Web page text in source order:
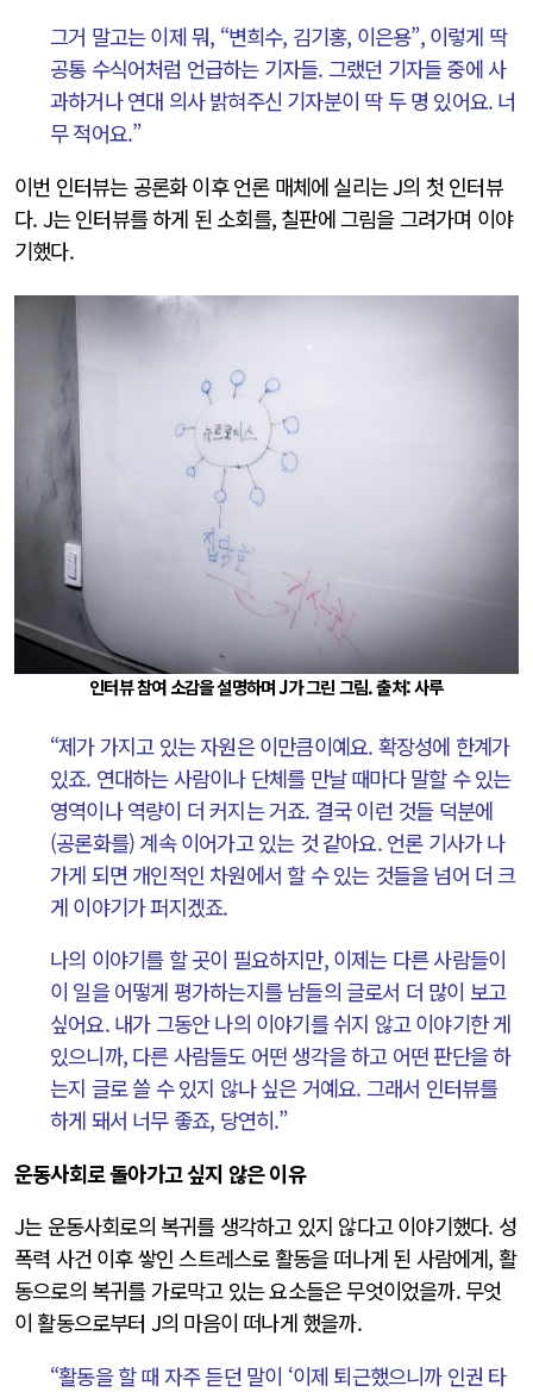
그거 말고는 이제 뭐, “변희수, 김기홍, 이은용”, 이렇게 딱
공통 수식어처럼 언급하는 기자들. 그랬던 기자들 중에 사
과하거나 연대 의사 밝혀주신 기자분이 딱 두 명 있어요. 너
무 적어요.”
이번 인터뷰는 공론화 이후 언론 매체에 실리는 J의 첫 인터뷰
다. J는 인터뷰를 하게 된 소회를, 칠판에 그림을 그려가며 이야
기했다.
인터뷰 참여 소감을 설명하며 J가 그린 그림. 출처: 사루
“제가 가지고 있는 자원은 이만큼이예요. 확장성에 한계가
있죠. 연대하는 사람이나 단체를 만날 때마다 말할 수 있는
영역이나 역량이 더 커지는 거죠. 결국 이런 것들 덕분에
(공론화를) 계속 이어가고 있는 것 같아요. 언론 기사가 나
가게 되면 개인적인 차원에서 할 수 있는 것들을 넘어 더 크
게 이야기가 퍼지겠죠.
나의 이야기를 할 곳이 필요하지만, 이제는 다른 사람들이
이 일을 어떻게 평가하는지를 남들의 글로서 더 많이 보고
싶어요. 내가 그동안 나의 이야기를 쉬지 않고 이야기한 게
있으니까, 다른 사람들도 어떤 생각을 하고 어떤 판단을 하
는지 글로 쓸 수 있지 않나 싶은 거예요. 그래서 인터뷰를
하게 돼서 너무 좋죠, 당연히.”
운동사회로 돌아가고 싶지 않은 이유
J는 운동사회로의 복귀를 생각하고 있지 않다고 이야기했다. 성
폭력 사건 이후 쌓인 스트레스로 활동을 떠나게 된 사람에게, 활
동으로의 복귀를 가로막고 있는 요소들은 무엇이었을까. 무엇
이 활동으로부터 J의 마음이 떠나게 했을까.
“활동을 할 때 자주 듣던 말이 ‘이제 퇴근했으니까 인권 타